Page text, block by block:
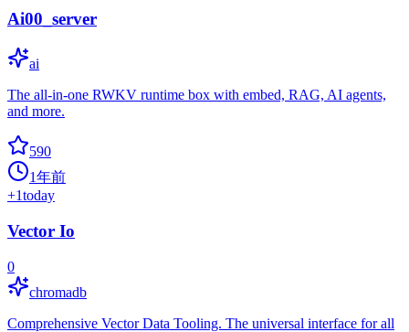
Ai00_server
ai
The all-in-one RWKV runtime box with embed, RAG, AI agents,
and more.
590
1年前
+1today
Vector Io
0
chromadb
Comprehensive Vector Data Tooling. The universal interface for all